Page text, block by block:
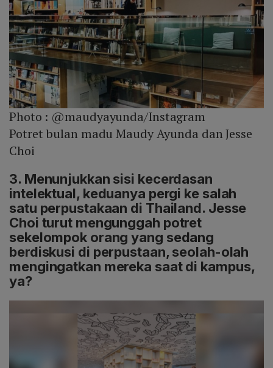
Photo : @maudyayunda/Instagram
Potret bulan madu Maudy Ayunda dan Jesse
Choi
3. Menunjukkan sisi kecerdasan
intelektual, keduanya pergi ke salah
satu perpustakaan di Thailand. Jesse
Choi turut mengunggah potret
sekelompok orang yang sedang
berdiskusi di perpustaan, seolah-olah
mengingatkan mereka saat di kampus,
ya?